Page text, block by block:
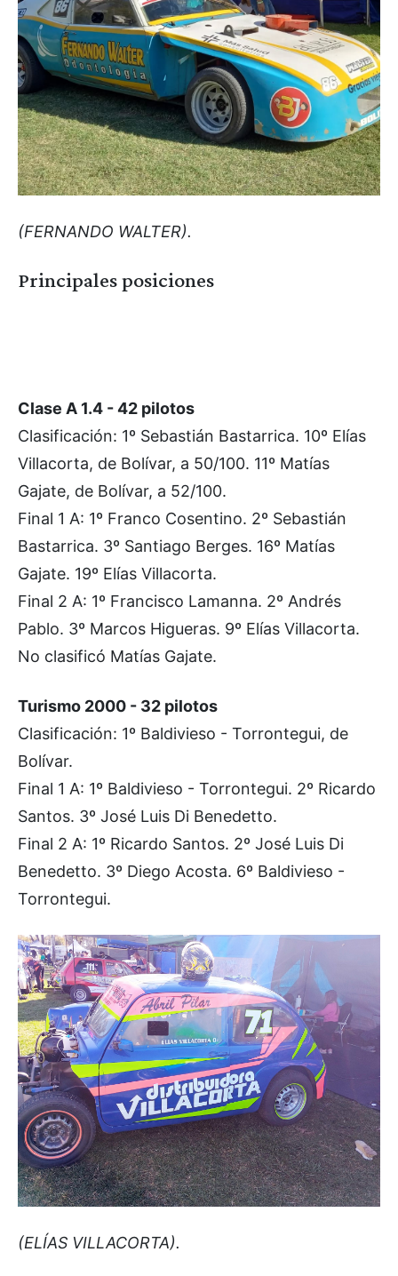
(FERNANDO WALTER).
Principales posiciones
Clase A 1.4 - 42 pilotos
Clasificación: 1º Sebastián Bastarrica. 10º Elías
Villacorta, de Bolívar, a 50/100. 11º Matías
Gajate, de Bolívar, a 52/100.
Final 1 A: 1º Franco Cosentino. 2º Sebastián
Bastarrica. 3º Santiago Berges. 16º Matías
Gajate. 19º Elías Villacorta.
Final 2 A: 1º Francisco Lamanna. 2º Andrés
Pablo. 3º Marcos Higueras. 9º Elías Villacorta.
No clasificó Matías Gajate.
Turismo 2000 - 32 pilotos
Clasificación: 1º Baldivieso - Torrontegui, de
Bolívar.
Final 1 A: 1º Baldivieso - Torrontegui. 2º Ricardo
Santos. 3º José Luis Di Benedetto.
Final 2 A: 1º Ricardo Santos. 2º José Luis Di
Benedetto. 3º Diego Acosta. 6º Baldivieso -
Torrontegui.
(ELÍAS VILLACORTA).